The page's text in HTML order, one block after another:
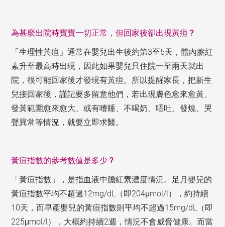
為甚麼出院時寶寶一切正常，但回家後卻出現黃疸 ?
「生理性黃疸」通常在嬰兒出生後約第3至5天，體內膽紅
素升至最高時出現，因此如果嬰兒只住院一至兩天就出
院，很可能回家後才發現有黃疸。所以提醒家長，把新生
兒接回家後，謹記要多留意他們，若出現膚色愈來愈黃、
發黃範圍愈來愈大、或有嗜睡、不喝奶、嘔吐、發燒、哭
聲異常等情況，就要立即求醫。
黃疸指數的參考數值是多少 ?
「黃疸指數」，是指血液中膽紅素濃度情況。足月嬰兒的
黃疸指數平均不超過12mg/dL（即204μmol/l），約持續
10天，而早產嬰兒的黃疸指數則平均不超過15mg/dL（即
225μmol/l），大概約持續2週，情況不會威脅健康。而當